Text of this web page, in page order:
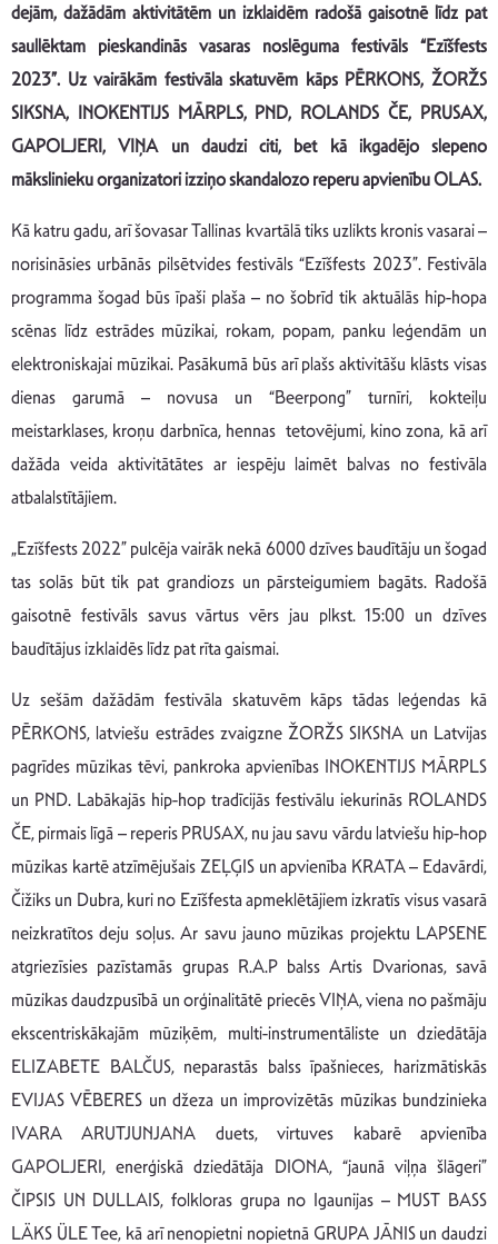
dejām, dažādām aktivitātēm un izklaidēm radošā gaisotnē līdz pat
saullēktam pieskandinās vasaras noslēguma festivāls “Ezīšfests
2023”. Uz vairākām festivāla skatuvēm kāps PĒRKONS, ŽORŽS
SIKSNA, INOKENTIJS MĀRPLS, PND, ROLANDS ČE, PRUSAX,
GAPOLJERI, VIŅA un daudzi citi, bet kā ikgadējo slepeno
mākslinieku organizatori izziņo skandalozo reperu apvienību OLAS.
Kā katru gadu, arī šovasar Tallinas kvartālā tiks uzlikts kronis vasarai –
norisināsies urbānās pilsētvides festivāls “Ezīšfests 2023”. Festivāla
programma šogad būs īpaši plaša – no šobrīd tik aktuālās hip-hopa
scēnas līdz estrādes mūzikai, rokam, popam, panku leģendām un
elektroniskajai mūzikai. Pasākumā būs arī plašs aktivitāšu klāsts visas
dienas garumā – novusa un “Beerpong” turnīri, kokteiļu
meistarklases, kroņu darbnīca, hennas tetovējumi, kino zona, kā arī
dažāda veida aktivitātātes ar iespēju laimēt balvas no festivāla
atbalalstītājiem.
„Ezīšfests 2022” pulcēja vairāk nekā 6000 dzīves baudītāju un šogad
tas solās būt tik pat grandiozs un pārsteigumiem bagāts. Radošā
gaisotnē festivāls savus vārtus vērs jau plkst. 15:00 un dzīves
baudītājus izklaidēs līdz pat rīta gaismai.
Uz sešām dažādām festivāla skatuvēm kāps tādas leģendas kā
PĒRKONS, latviešu estrādes zvaigzne ŽORŽS SIKSNA un Latvijas
pagrīdes mūzikas tēvi, pankroka apvienības INOKENTIJS MĀRPLS
un PND. Labākajās hip-hop tradīcijās festivālu iekurinās ROLANDS
ČE, pirmais līgā – reperis PRUSAX, nu jau savu vārdu latviešu hip-hop
mūzikas kartē atzīmējušais ZEĻĢIS un apvienība KRATA – Edavārdi,
Čižiks un Dubra, kuri no Ezīšfesta apmeklētājiem izkratīs visus vasarā
neizkratītos deju soļus. Ar savu jauno mūzikas projektu LAPSENE
atgriezīsies pazīstamās grupas R.A.P balss Artis Dvarionas, savā
mūzikas daudzpusībā un orģinalitātē priecēs VIŅA, viena no pašmāju
ekscentriskākajām mūziķēm, multi-instrumentāliste un dziedātāja
ELIZABETE BALČUS, neparastās balss īpašnieces, harizmātiskās
EVIJAS VĒBERES un džeza un improvizētās mūzikas bundzinieka
IVARA ARUTJUNJANA duets, virtuves kabarē apvienība
GAPOLJERI, enerģiskā dziedātāja DIONA, “jaunā viļņa šlāgeri”
ČIPSIS UN DULLAIS, folkloras grupa no Igaunijas – MUST BASS
LÄKS ÜLE Tee, kā arī nenopietni nopietnā GRUPA JĀNIS un daudzi